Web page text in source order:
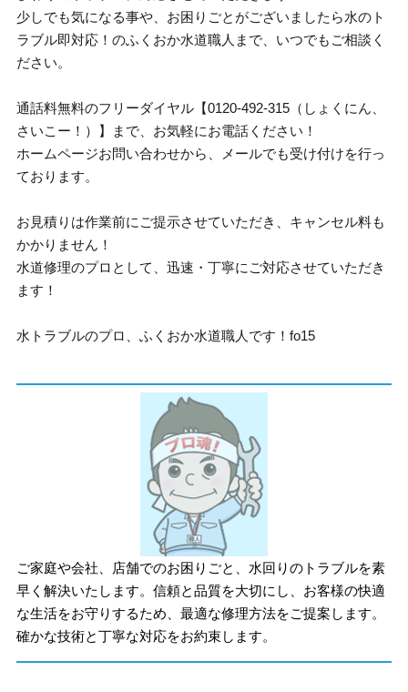
少しでも気になる事や、お困りごとがございましたら水のト
ラブル即対応！のふくおか水道職人まで、いつでもご相談く
ださい。
通話料無料のフリーダイヤル【0120-492-315（しょくにん、
さいこー！）】まで、お気軽にお電話ください！
ホームページお問い合わせから、メールでも受け付けを行っ
ております。
お見積りは作業前にご提示させていただき、キャンセル料も
かかりません！
水道修理のプロとして、迅速・丁寧にご対応させていただき
ます！
水トラブルのプロ、ふくおか水道職人です！fo15
ご家庭や会社、店舗でのお困りごと、水回りのトラブルを素
早く解決いたします。信頼と品質を大切にし、お客様の快適
な生活をお守りするため、最適な修理方法をご提案します。
確かな技術と丁寧な対応をお約束します。